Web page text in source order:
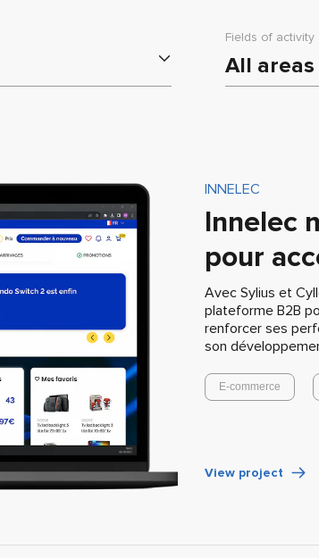
Fields of activity
All
INNELEC
Innelec
pour
Avec Sylius et
plateforme B2B
renforcer ses
son
E-commerce
View project